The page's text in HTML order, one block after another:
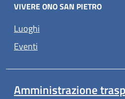
VIVERE ONO SAN PIETRO
Luoghi
Eventi
Amministrazione